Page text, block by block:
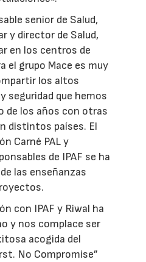
senior de Salud,
y director de Salud,
en los centros de
el grupo Mace es muy
los altos
seguridad que hemos
de los años con otras
distintos países. El
Carné PAL y
de IPAF se ha
las enseñanzas
con IPAF y Riwal ha
y nos complace ser
acogida del
No Compromise”